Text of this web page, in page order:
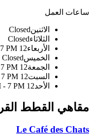
ساعات العمل
الاثنينClosed
الثلاثاءClosed
الأربعاء12 PM - 7 PM
الخميسClosed
الجمعة12 PM - 7 PM
السبت12 PM - 7 PM
الأحد12 PM - 7 PM
مقاهي القطط
Le Café des Chats